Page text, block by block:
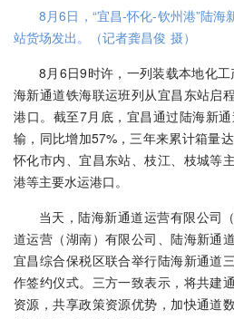
8月6日，“宜昌-怀化-钦州港”陆
站货场发出。（记者龚昌俊 摄）
8月6日9时许，一列装载本地化
海新通道铁海联运班列从宜昌东站启
港口。截至7月底，宜昌通过陆海新
输，同比增加57%，三年来累计箱量
怀化市内、宜昌东站、枝江、枝城等
港等主要水运港口。
当天，陆海新通道运营有限公司
道运营（湖南）有限公司、陆海新通
宜昌综合保税区联合举行陆海新通道
作签约仪式。三方一致表示，将共建
资源，共享政策资源优势，加快通道